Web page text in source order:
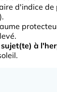
d'indice
à